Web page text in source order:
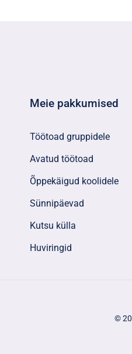
Meie pakkumised
Töötoad gruppidele
Avatud töötoad
Õppekäigud koolidele
Sünnipäevad
Kutsu külla
Huviringid
©